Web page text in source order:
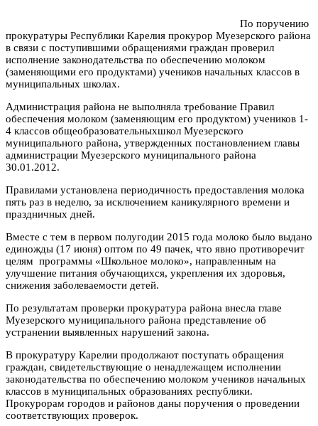
По поручению
прокуратуры Республики Карелия прокурор Муезерского района
в связи с поступившими обращениями граждан проверил
исполнение законодательства по обеспечению молоком
(заменяющими его продуктами) учеников начальных классов в
муниципальных школах.
Администрация района не выполняла требование Правил
обеспечения молоком (заменяющим его продуктом) учеников 1-
4 классов общеобразовательныхшкол Муезерского
муниципального района, утвержденных постановлением главы
администрации Муезерского муниципального района
30.01.2012.
Правилами установлена периодичность предоставления молока
пять раз в неделю, за исключением каникулярного времени и
праздничных дней.
Вместе с тем в первом полугодии 2015 года молоко было выдано
единожды (17 июня) оптом по 49 пачек, что явно противоречит
целям программы «Школьное молоко», направленным на
улучшение питания обучающихся, укрепления их здоровья,
снижения заболеваемости детей.
По результатам проверки прокуратура района внесла главе
Муезерского муниципального района представление об
устранении выявленных нарушений закона.
В прокуратуру Карелии продолжают поступать обращения
граждан, свидетельствующие о ненадлежащем исполнении
законодательства по обеспечению молоком учеников начальных
классов в муниципальных образованиях республики.
Прокурорам городов и районов даны поручения о проведении
соответствующих проверок.